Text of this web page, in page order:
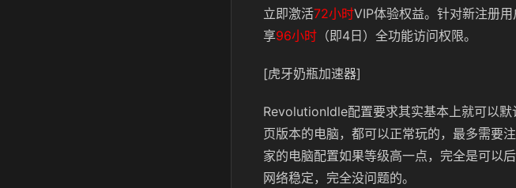
立即激活72小时VIP体验权益。针对新注册
享96小时 （即4日）全功能访问权限。
[虎牙奶瓶加速器]
RevolutionIdle配置要求其实基本上就可以
页版本的电脑，都可以正常玩的，最多需要
家的电脑配置如果等级高一点，完全是可以
网络稳定，完全没问题的。